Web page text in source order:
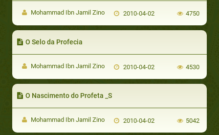
Mohammad Ibn Jamil Zino 2010-04-02 4750
O Selo da Profecia
Mohammad Ibn Jamil Zino 2010-04-02 4530
O Nascimento do Profeta _S
Mohammad Ibn Jamil Zino 2010-04-02 5042